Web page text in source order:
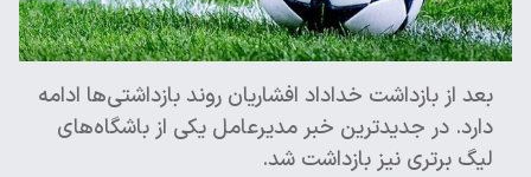
بعد از بازداشت خداداد افشاریان روند بازداشتی‌ها ادامه
دارد. در جدیدترین خبر مدیرعامل یکی از باشگاه‌های
لیگ برتری نیز بازداشت شد.